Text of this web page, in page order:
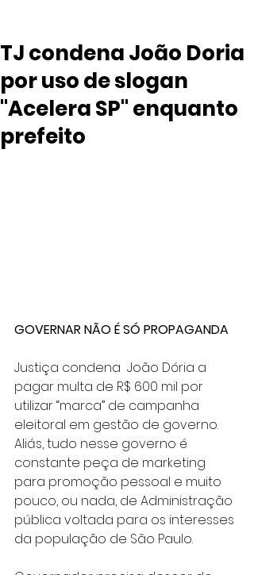
TJ condena João Doria
por uso de slogan
"Acelera SP" enquanto
prefeito
GOVERNAR NÃO É SÓ PROPAGANDA
Justiça condena  João Dória a
pagar multa de R$ 600 mil por
utilizar “marca” de campanha
eleitoral em gestão de governo.
Aliás, tudo nesse governo é
constante peça de marketing
para promoção pessoal e muito
pouco, ou nada, de Administração
pública voltada para os interesses
da população de São Paulo.